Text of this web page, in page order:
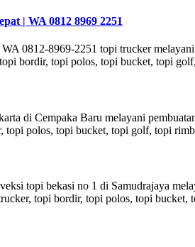
| WA 0812 8969 2251
0812-8969-2251 topi trucker
bordir, topi polos, topi bucket, topi
di Cempaka Baru melayani
polos, topi bucket, topi golf, topi
topi bekasi no 1 di Samudrajaya
topi bordir, topi polos, topi